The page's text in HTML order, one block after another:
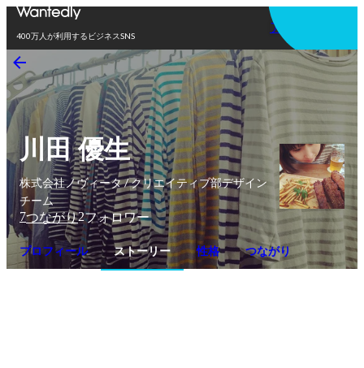
400万人が利用するビジネスSNS
アプリを使う
川田 優生
株式会社ノヴィータ / クリエイティブ部デザイン
チーム
7つながり2フォロワー
プロフィール ストーリー 性格 つながり